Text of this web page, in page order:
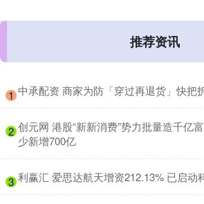
推荐资讯
1 中承配资 商家为防「穿过再退货」快把
2 创元网 港股“新新消费”势力批量造千亿
少新增700亿
3 利赢汇 爱思达航天增资212.13% 已启动